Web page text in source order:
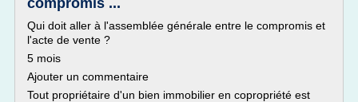
compromis ...
Qui doit aller à l'assemblée générale entre le compromis et
l'acte de vente ?
5 mois
Ajouter un commentaire
Tout propriétaire d'un bien immobilier en copropriété est